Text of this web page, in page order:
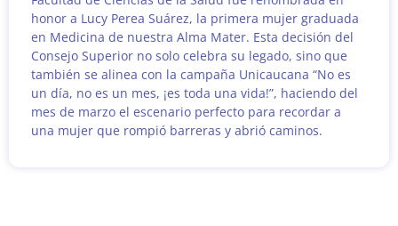
honor a Lucy Perea Suárez, la primera mujer graduada
en Medicina de nuestra Alma Mater. Esta decisión del
Consejo Superior no solo celebra su legado, sino que
también se alinea con la campaña Unicaucana “No es
un día, no es un mes, ¡es toda una vida!”, haciendo del
mes de marzo el escenario perfecto para recordar a
una mujer que rompió barreras y abrió caminos.